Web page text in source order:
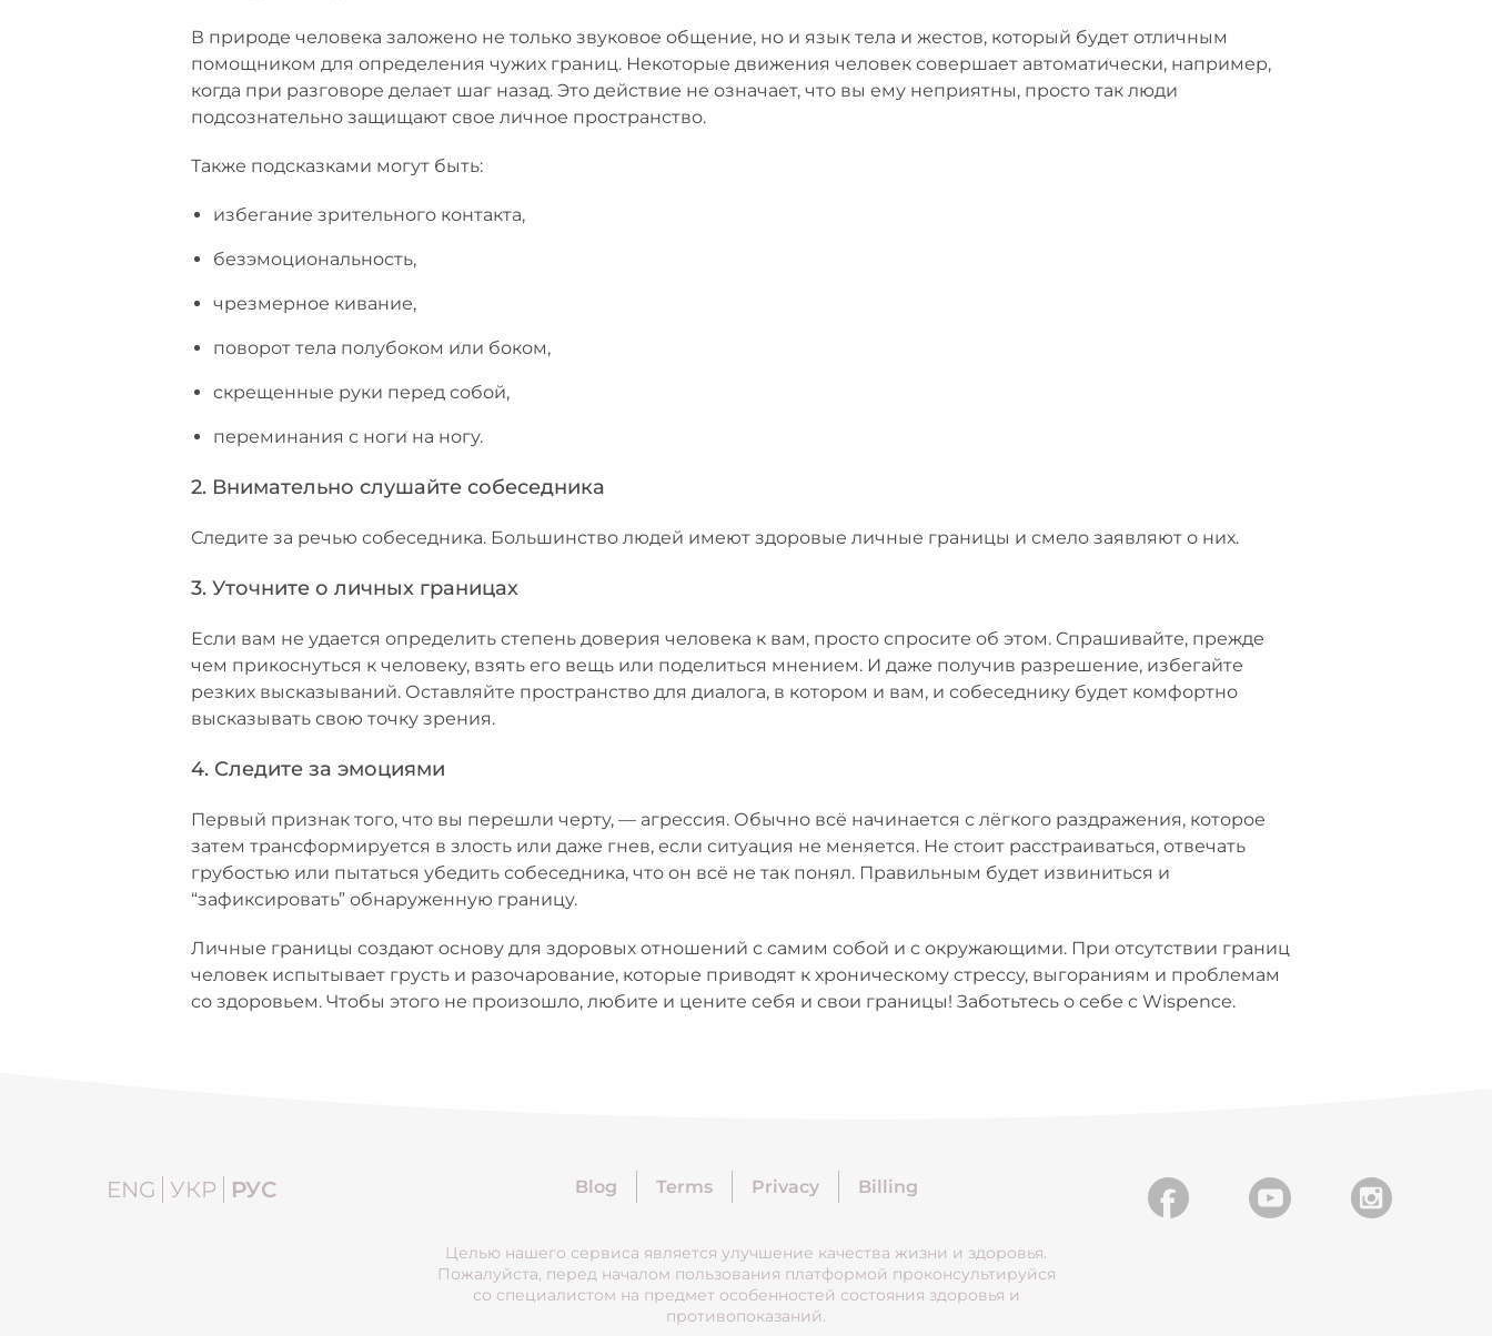
В природе человека заложено не только звуковое общение, но и язык тела и жестов, который будет отличным
помощником для определения чужих границ. Некоторые движения человек совершает автоматически, например,
когда при разговоре делает шаг назад. Это действие не означает, что вы ему неприятны, просто так люди
подсознательно защищают свое личное пространство.
Также подсказками могут быть:
избегание зрительного контакта,
безэмоциональность,
чрезмерное кивание,
поворот тела полубоком или боком,
скрещенные руки перед собой,
переминания с ноги на ногу.
2. Внимательно слушайте собеседника
Следите за речью собеседника. Большинство людей имеют здоровые личные границы и смело заявляют о них.
3. Уточните о личных границах
Если вам не удается определить степень доверия человека к вам, просто спросите об этом. Спрашивайте, прежде
чем прикоснуться к человеку, взять его вещь или поделиться мнением. И даже получив разрешение, избегайте
резких высказываний. Оставляйте пространство для диалога, в котором и вам, и собеседнику будет комфортно
высказывать свою точку зрения.
4. Следите за эмоциями
Первый признак того, что вы перешли черту, — агрессия. Обычно всё начинается с лёгкого раздражения, которое
затем трансформируется в злость или даже гнев, если ситуация не меняется. Не стоит расстраиваться, отвечать
грубостью или пытаться убедить собеседника, что он всё не так понял. Правильным будет извиниться и
“зафиксировать” обнаруженную границу.
Личные границы создают основу для здоровых отношений с самим собой и с окружающими. При отсутствии границ
человек испытывает грусть и разочарование, которые приводят к хроническому стрессу, выгораниям и проблемам
со здоровьем. Чтобы этого не произошло, любите и цените себя и свои границы! Заботьтесь о себе с Wispence.
ENG УКР РУС Blog Terms Privacy Billing
Целью нашего сервиса является улучшение качества жизни и здоровья.
Пожалуйста, перед началом пользования платформой проконсультируйся
со специалистом на предмет особенностей состояния здоровья и
противопоказаний.